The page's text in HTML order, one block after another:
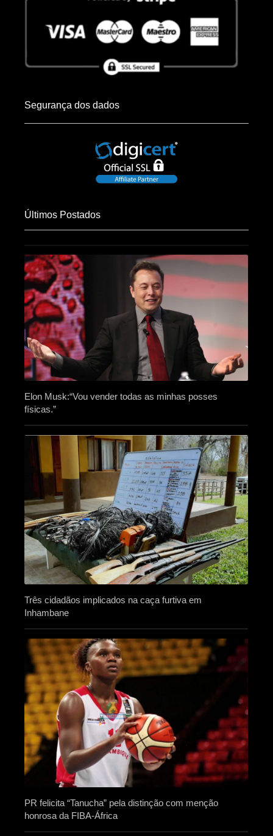
Segurança dos dados
Últimos Postados
Elon Musk:“Vou vender todas as minhas posses
físicas.”
Três cidadãos implicados na caça furtiva em
Inhambane
PR felicita “Tanucha” pela distinção com menção
honrosa da FIBA-África